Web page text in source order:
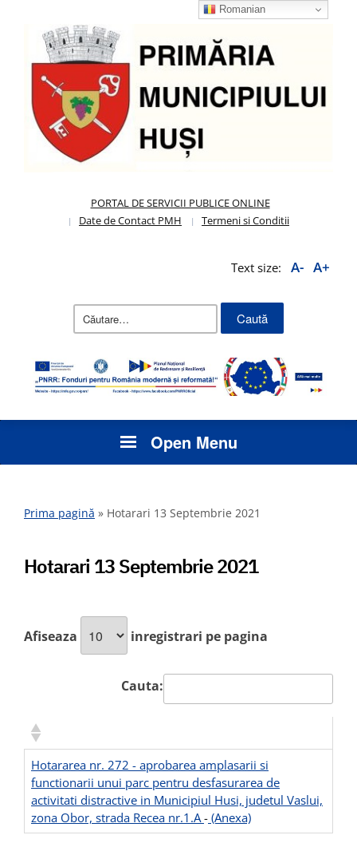
PORTAL DE SERVICII PUBLICE ONLINE
Date de Contact PMH
Termeni si Conditii
Text size: A- A+
Caută
Open Menu
Prima pagină » Hotarari 13 Septembrie 2021
Hotarari 13 Septembrie 2021
Afiseaza inregistrari pe pagina
Cauta:
Hotararea nr. 272 - aprobarea amplasarii si
functionarii unui parc pentru desfasurarea de
activitati distractive in Municipiul Husi, judetul Vaslui,
zona Obor, strada Recea nr.1.A- (Anexa)
Romanian